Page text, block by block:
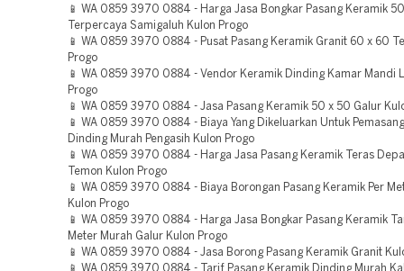
📱 WA 0859 3970 0884 - Harga Jasa Bongkar Pasang Keramik
Terpercaya Samigaluh Kulon Progo
📱 WA 0859 3970 0884 - Pusat Pasang Keramik Granit 60 x 60
Progo
📱 WA 0859 3970 0884 - Vendor Keramik Dinding Kamar Mandi
Progo
📱 WA 0859 3970 0884 - Jasa Pasang Keramik 50 x 50 Galur
📱 WA 0859 3970 0884 - Biaya Yang Dikeluarkan Untuk
Dinding Murah Pengasih Kulon Progo
📱 WA 0859 3970 0884 - Harga Jasa Pasang Keramik Teras
Temon Kulon Progo
📱 WA 0859 3970 0884 - Biaya Borongan Pasang Keramik Per
Kulon Progo
📱 WA 0859 3970 0884 - Harga Jasa Bongkar Pasang Keramik
Meter Murah Galur Kulon Progo
📱 WA 0859 3970 0884 - Jasa Borong Pasang Keramik Granit
📱 WA 0859 3970 0884 - Tarif Pasang Keramik Dinding Murah